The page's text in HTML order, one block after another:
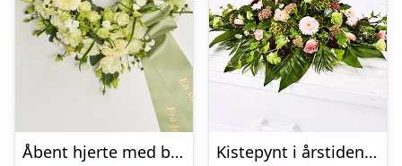
Åbent hjerte med bånd – Floristens kreative valg
Kistepynt i årstidens blomster – Blomster til begravelse